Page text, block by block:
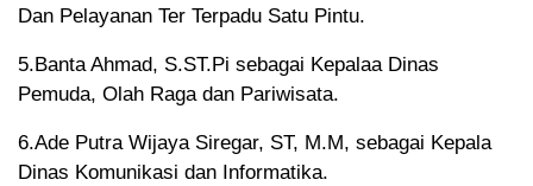
Dan Pelayanan Ter Terpadu Satu Pintu.
5.Banta Ahmad, S.ST.Pi sebagai Kepalaa Dinas
Pemuda, Olah Raga dan Pariwisata.
6.Ade Putra Wijaya Siregar, ST, M.M, sebagai Kepala
Dinas Komunikasi dan Informatika.